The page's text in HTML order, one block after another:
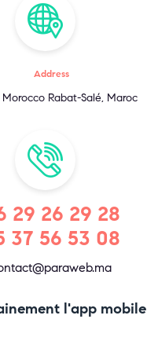
Address
Rabat-Salé, Maroc
29 26 29 28
37 56 53 08
l'app mobile